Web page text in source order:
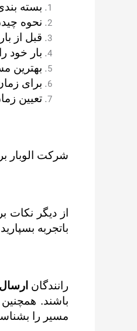
بسته
نحوه
قبل از
بار خود
بهترین
برای
تعیین
شرکت الوبار
از دیگر
باتجربه
رانندگان
باشند.
مسیر را